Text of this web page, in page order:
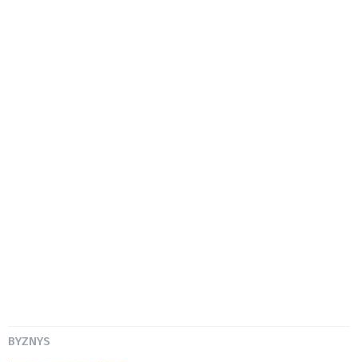
BYZNYS